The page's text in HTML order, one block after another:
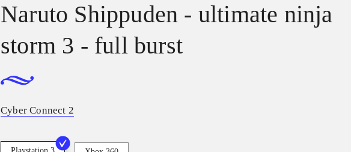
Naruto Shippuden - ultimate ninja
storm 3 - full burst
Cyber Connect 2